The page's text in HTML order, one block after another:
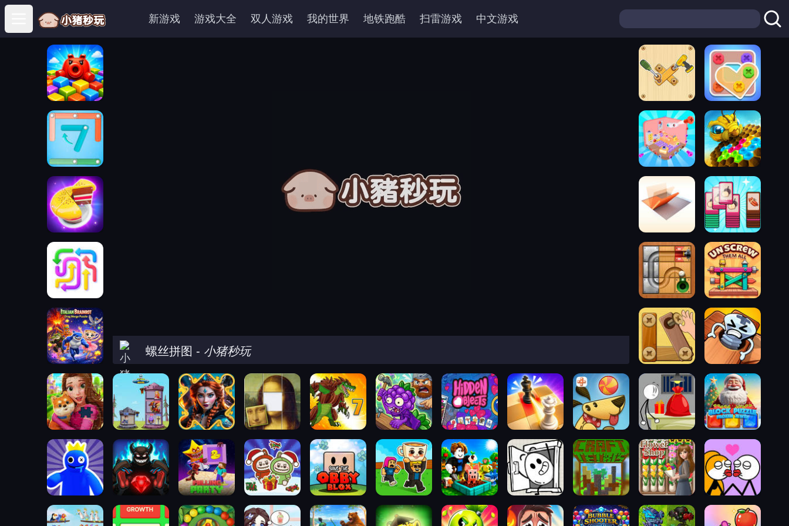
Open main menu
新游戏 游戏大全 双人游戏 我的世界 地铁跑酷 扫雷游戏 中文游戏
螺丝拼图 - 小猪秒玩